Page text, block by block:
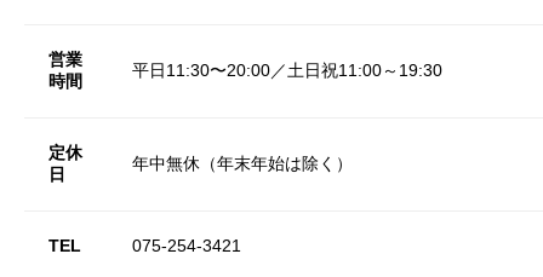
営業
時間
平日11:30〜20:00／土日祝11:00～19:30
定休
日
年中無休（年末年始は除く）
TEL 075-254-3421